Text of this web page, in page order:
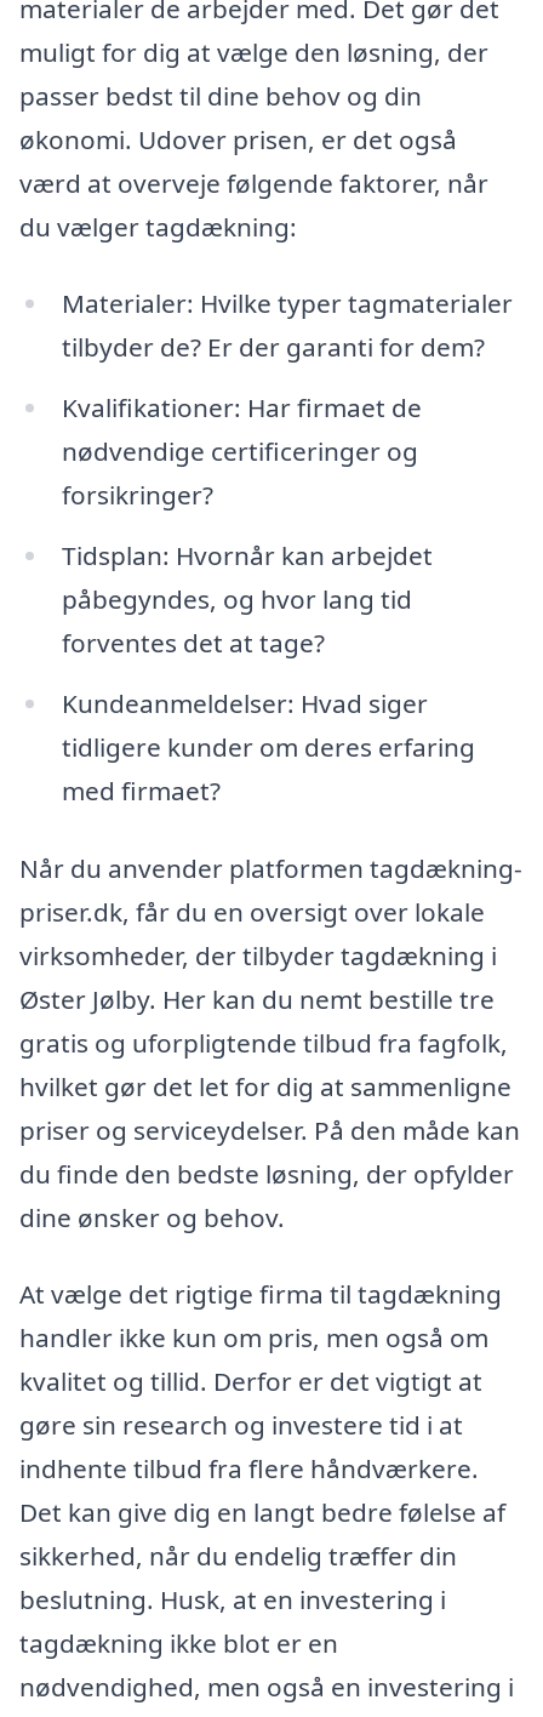
materialer de arbejder med. Det gør det
muligt for dig at vælge den løsning, der
passer bedst til dine behov og din
økonomi. Udover prisen, er det også
værd at overveje følgende faktorer, når
du vælger tagdækning:
Materialer: Hvilke typer tagmaterialer
tilbyder de? Er der garanti for dem?
Kvalifikationer: Har firmaet de
nødvendige certificeringer og
forsikringer?
Tidsplan: Hvornår kan arbejdet
påbegyndes, og hvor lang tid
forventes det at tage?
Kundeanmeldelser: Hvad siger
tidligere kunder om deres erfaring
med firmaet?
Når du anvender platformen tagdækning-
priser.dk, får du en oversigt over lokale
virksomheder, der tilbyder tagdækning i
Øster Jølby. Her kan du nemt bestille tre
gratis og uforpligtende tilbud fra fagfolk,
hvilket gør det let for dig at sammenligne
priser og serviceydelser. På den måde kan
du finde den bedste løsning, der opfylder
dine ønsker og behov.
At vælge det rigtige firma til tagdækning
handler ikke kun om pris, men også om
kvalitet og tillid. Derfor er det vigtigt at
gøre sin research og investere tid i at
indhente tilbud fra flere håndværkere.
Det kan give dig en langt bedre følelse af
sikkerhed, når du endelig træffer din
beslutning. Husk, at en investering i
tagdækning ikke blot er en
nødvendighed, men også en investering i